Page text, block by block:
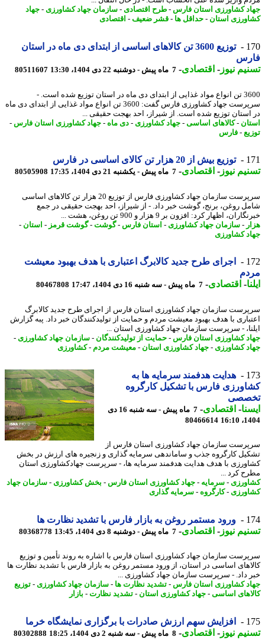
کشاورزی استان فارس-طرح اقتصادی-سازمان جهاد کشاورزی- جهاد
استان-حداقل ها- قشر ضعیف-اقتصادی
توزیع 3600 تن کالاهای اساسی از ابتدای دی ماه در استان
نیوز-اقتصادی-7 ماه پیش - دوشنبه 22 دی 1404، 13:30 80511607
3600 تن انواع مواد غذایی از ابتدای دی ماه در استان توزیع شده است. -
سرپرست جهاد کشاورزی فارس گفت: 3600 تن انواع مواد غذایی از ابتدای دی ماه
توزیع شده است. از شیراز، احد بهجت حقیقی ...
-کالاهای اساسی-جهاد کشاورزی- دی ماه-جهاد کشاورزی استان فارس-
- فارس
توزیع بیش از 20 هزار تن کالای اساسی در فارس
نیوز-اقتصادی-7 ماه پیش - یکشنبه 21 دی 1404، 17:35 80505908
سرپرست سازمان جهاد کشاورزی فارس از توزیع 20 هزار تن کالاهای اساسی
روغن، برنج، گوشت خبر داد. - از شیراز، احد بهجت حقیقی در جمع
اظهار کرد: افزون بر 9 هزار و 900 تن روغن، هشت ...
- سازمان جهاد کشاورزی- استان فارس-گوشت-گوشت قرمز- استان-
کشاورزی
اجرای طرح جدید کالابرگ اعتباری با هدف بهبود معیشت
-اقتصادی-7 ماه پیش - سه شنبه 16 دی 1404، 17:47 80467808
سازمان جهاد کشاورزی استان فارس از اجرای طرح جدید کالابرگ
با هدف بهبود معیشت مردم و حمایت از تولیدکنندگان خبر داد. پبه گزارش
- سرپرست سازمان جهاد کشاورزی استان ...
کشاورزی استان فارس-حمایت از تولیدکنندگان-سازمان جهاد کشاورزی-
کشاورزی- جهاد کشاورزی استان-معیشت مردم- کشاورزی
هدایت هدفمند سرمایه ها به
فارس با تشکیل کارگروه
-اقتصادی-
7 ماه پیش - سه شنبه 16 دی
80466614
سازمان جهاد کشاورزی استان فارس از
کارگروه جذب و ساماندهی سرمایه گذاری و زنجیره های ارزش در بخش
با هدف هدایت هدفمند سرمایه ها، - سرپرست جهادکشاورزی استان
کرد ...
- سرمایه -جهاد کشاورزی استان فارس-بخش کشاورزی- سازمان جهاد
- کارگروه- سرمایه گذاری
ورود مستمر روغن به بازار فارس با تشدید نظارت ها
نیوز-اقتصادی-7 ماه پیش - دوشنبه 8 دی 1404، 13:45 80368778
سازمان جهاد کشاورزی استان فارس با اشاره به روند تأمین و توزیع
اساسی در استان، از ورود مستمر روغن به بازار فارس با تشدید نظارت ها
داد. - سرپرست سازمان جهاد کشاورزی ...
کشاورزی استان فارس-تشدید نظارت ها- سازمان جهاد کشاورزی- توزیع
اساسی-جهاد کشاورزی استان-تشدید نظارت- بازار
افزایش سهم ارزش صادرات با برگزاری نمایشگاه خرما
نیوز-اقتصادی-8 ماه پیش - سه شنبه 2 دی 1404، 18:25 80302888